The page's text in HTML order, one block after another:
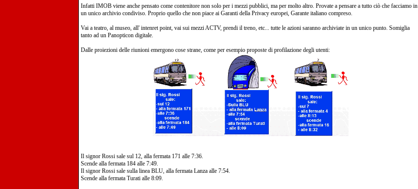
Infatti IMOB viene anche pensato come contenitore non solo per i mezzi pubblici, ma per molto altro. Provate a pensare a tutto ciò che facciamo in
un unico archivio condiviso. Proprio quello che non piace ai Garanti della Privacy europei, Garante italiano compreso.
Vai a teatro, al museo, all' intenret point, vai sui mezzi ACTV, prendi il treno, etc... tutte le azioni saranno archiviate in un unico punto. Somiglia
tanto ad un Panopticon digitale.
Dalle proiezioni delle riunioni emergono cose strane, come per esempio proposte di profilazione degli utenti:
Il signor Rossi sale sul 12, alla fermata 171 alle 7:36.
Scende alla fermata 184 alle 7:49.
Il signor Rossi sale sulla linea BLU, alla fermata Lanza alle 7:54.
Scende alla fermata Turati alle 8:09.